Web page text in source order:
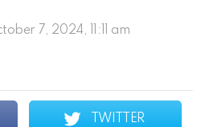
7, 2024, 11:11 am
TWITTER